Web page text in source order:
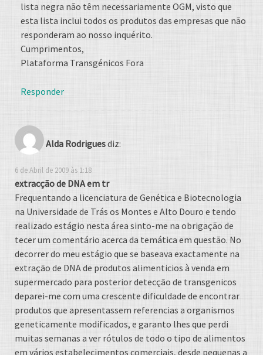
lista negra não têm necessariamente OGM, visto que
esta lista inclui todos os produtos das empresas que não
responderam ao nosso inquérito.
Cumprimentos,
Plataforma Transgénicos Fora
Responder
Alda Rodriguesdiz:
6 de Abril de 2009 às 1:18
extracção de DNA em tr
Frequentando a licenciatura de Genética e Biotecnologia
na Universidade de Trás os Montes e Alto Douro e tendo
realizado estágio nesta área sinto-me na obrigação de
tecer um comentário acerca da temática em questão. No
decorrer do meu estágio que se baseava exactamente na
extração de DNA de produtos alimenticios à venda em
supermercado para posterior detecção de transgenicos
deparei-me com uma crescente dificuldade de encontrar
produtos que apresentassem referencias a organismos
geneticamente modificados, e garanto lhes que perdi
muitas semanas a ver rótulos de todo o tipo de alimentos
em vários estabelecimentos comerciais, desde pequenas a